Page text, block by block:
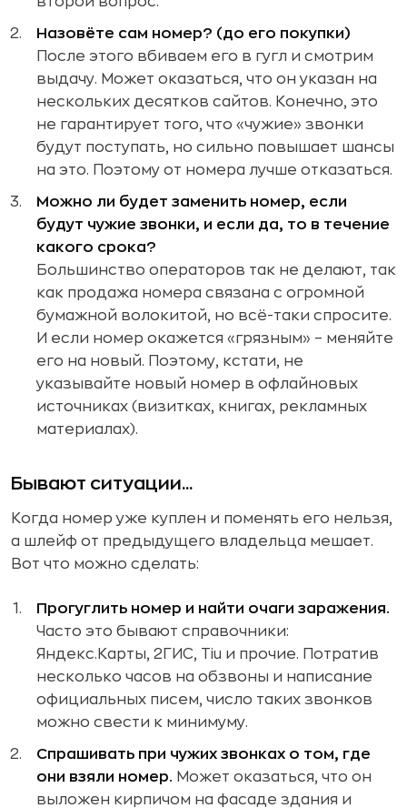
Назовёте сам номер? (до его покупки)
После этого вбиваем его в гугл и смотрим
выдачу. Может оказаться, что он указан на
нескольких десятков сайтов. Конечно, это
не гарантирует того, что «чужие» звонки
будут поступать, но сильно повышает шансы
на это. Поэтому от номера лучше отказаться.
Можно ли будет заменить номер, если
будут чужие звонки, и если да, то в течение
какого срока?
Большинство операторов так не делают, так
как продажа номера связана с огромной
бумажной волокитой, но всё-таки спросите.
И если номер окажется «грязным» – меняйте
его на новый. Поэтому, кстати, не
указывайте новый номер в офлайновых
источниках (визитках, книгах, рекламных
материалах).
Бывают ситуации...
Когда номер уже куплен и поменять его нельзя,
а шлейф от предыдущего владельца мешает.
Вот что можно сделать:
Прогуглить номер и найти очаги заражения.
Часто это бывают справочники:
Яндекс.Карты, 2ГИС, Tiu и прочие. Потратив
несколько часов на обзвоны и написание
официальных писем, число таких звонков
можно свести к минимуму.
Спрашивать при чужих звонках о том, где
они взяли номер. Может оказаться, что он
выложен кирпичом на фасаде здания и